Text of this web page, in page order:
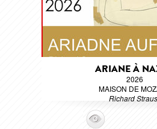
ARIANE À
2026
MAISON DE
Richard